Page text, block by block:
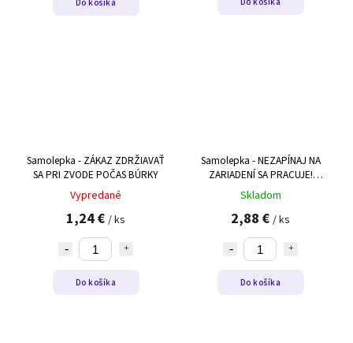
Do košíka
Samolepka - ZÁKAZ ZDRŽIAVAŤ
SA PRI ZVODE POČAS BÚRKY
Vypredané
1,24 € / ks
Do košíka
Samolepka - NEZAPÍNAJ NA
ZARIADENÍ SA PRACUJE!
(magnet)
Skladom
2,88 € / ks
Do košíka